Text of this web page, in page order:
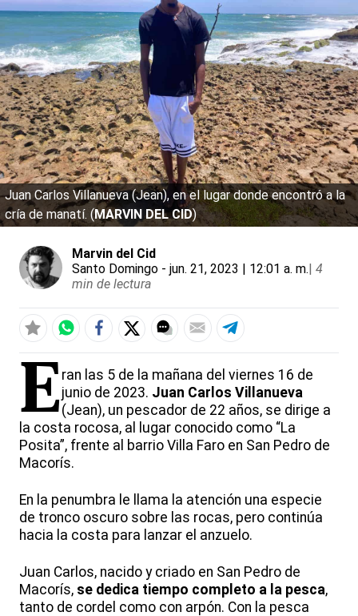
Juan Carlos Villanueva (Jean), en el lugar donde encontró a la
cría de manatí. (MARVIN DEL CID)
Marvin del Cid
Santo Domingo - jun. 21, 2023 | 12:01 a. m. 4
min de lectura
Eran las 5 de la mañana del viernes 16 de
junio de 2023. Juan Carlos Villanueva
(Jean), un pescador de 22 años, se dirige a
la costa rocosa, al lugar conocido como “La
Posita”, frente al barrio Villa Faro en San Pedro de
Macorís.
En la penumbra le llama la atención una especie
de tronco oscuro sobre las rocas, pero continúa
hacia la costa para lanzar el anzuelo.
Juan Carlos, nacido y criado en San Pedro de
Macorís, se dedica tiempo completo a la pesca,
tanto de cordel como con arpón. Con la pesca